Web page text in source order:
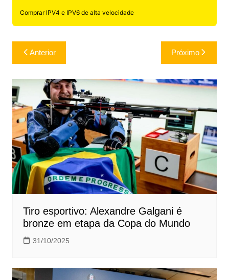
Comprar IPV4 e IPV6 de alta velocidade
Navegação
de
Post
Anterior Próximo
Tiro esportivo: Alexandre Galgani é
bronze em etapa da Copa do Mundo
31/10/2025